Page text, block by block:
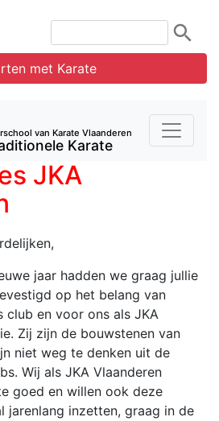
met Karate
van Karate Vlaanderen
Karate
JKA
jaar hadden we graag jullie
op het belang van
en voor ons als JKA
Zij zijn de bouwstenen van
niet weg te denken uit de
Wij als JKA Vlaanderen
goed en willen ook deze
jarenlang inzetten, graag in de